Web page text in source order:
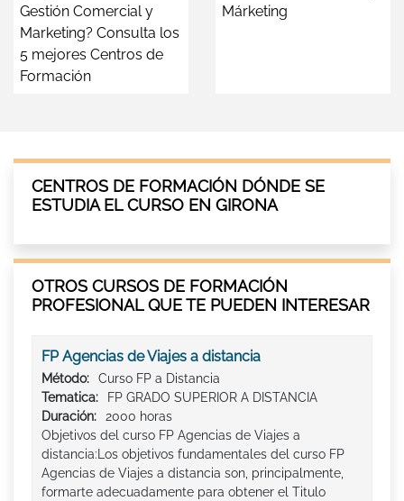
Gestión Comercial y
Marketing? Consulta los
5 mejores Centros de
Formación
Márketing
CENTROS DE FORMACIÓN DÓNDE SE
ESTUDIA EL CURSO EN GIRONA
OTROS CURSOS DE FORMACIÓN
PROFESIONAL QUE TE PUEDEN INTERESAR
FP Agencias de Viajes a distancia
Método:
Curso FP a Distancia
Tematica:
FP GRADO SUPERIOR A DISTANCIA
Duración:
2000 horas
Objetivos del curso FP Agencias de Viajes a
distancia:Los objetivos fundamentales del curso FP
Agencias de Viajes a distancia son, principalmente,
formarte adecuadamente para obtener el Titulo